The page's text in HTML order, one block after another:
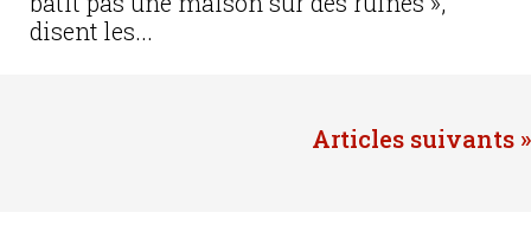
disent les...
Entrées suivantes »